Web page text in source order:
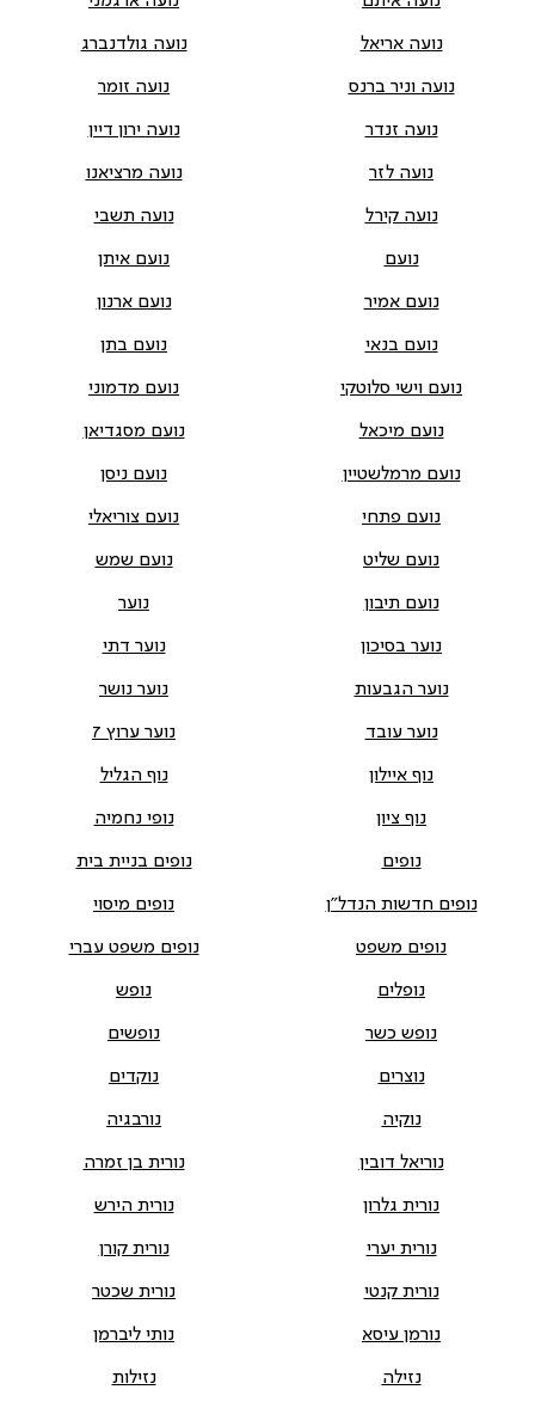
נועה אריאל נועה גולדנברג
נועה וניר ברנס נועה זומר
נועה זנדר נועה ירון דיין
נועה לזר נועה מרציאנו
נועה קירל נועה תשבי
נועם נועם איתן
נועם אמיר נועם ארנון
נועם בנאי נועם בתן
נועם וישי סלוטקי נועם מדמוני
נועם מיכאל נועם מסגדיאן
נועם מרמלשטיין נועם ניסן
נועם פתחי נועם צוריאלי
נועם שליט נועם שמש
נועם תיבון נוער
נוער בסיכון נוער דתי
נוער הגבעות נוער נושר
נוער עובד נוער ערוץ 7
נוף איילון נוף הגליל
נוף ציון נופי נחמיה
נופים נופים בניית בית
נופים חדשות הנדל"ן נופים מיסוי
נופים משפט נופים משפט עברי
נופלים נופש
נופש כשר נופשים
נוצרים נוקדים
נוקיה נורבגיה
נוריאל דובין נורית בן זמרה
נורית גלרון נורית הירש
נורית יערי נורית קורן
נורית קנטי נורית שכטר
נורמן עיסא נותי ליברמן
נזילה נזילות